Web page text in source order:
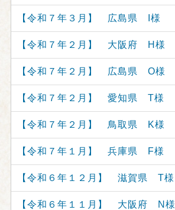
【令和７年３月】 広島県 I様
【令和７年２月】 大阪府 H様
【令和７年２月】 広島県 O様
【令和７年２月】 愛知県 T様
【令和７年２月】 鳥取県 K様
【令和７年１月】 兵庫県 F様
【令和６年１２月】 滋賀県 T様
【令和６年１１月】 大阪府 N様